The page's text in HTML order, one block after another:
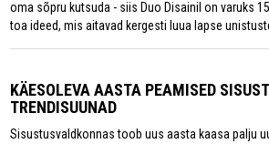
oma sõpru kutsuda - siis Duo Disainil on varuks
toa ideed, mis aitavad kergesti luua lapse
KÄESOLEVA AASTA PEAMISED
TRENDISUUNAD
Sisustusvaldkonnas toob uus aasta kaasa palju